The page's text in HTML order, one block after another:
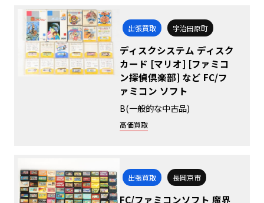
出張買取 宇治田原町
ディスクシステム ディスク
カード [マリオ] [ファミコ
ン探偵倶楽部] など FC/フ
ァミコン ソフト
B(一般的な中古品)
高価買取
出張買取 長岡京市
FC/ファミコンソフト 魔界